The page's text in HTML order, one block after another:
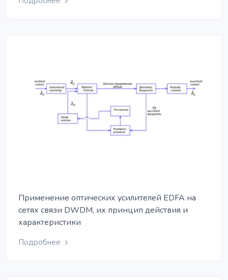
Применение оптических усилителей EDFA на
сетях связи DWDM, их принцип действия и
характеристики
Подробнее